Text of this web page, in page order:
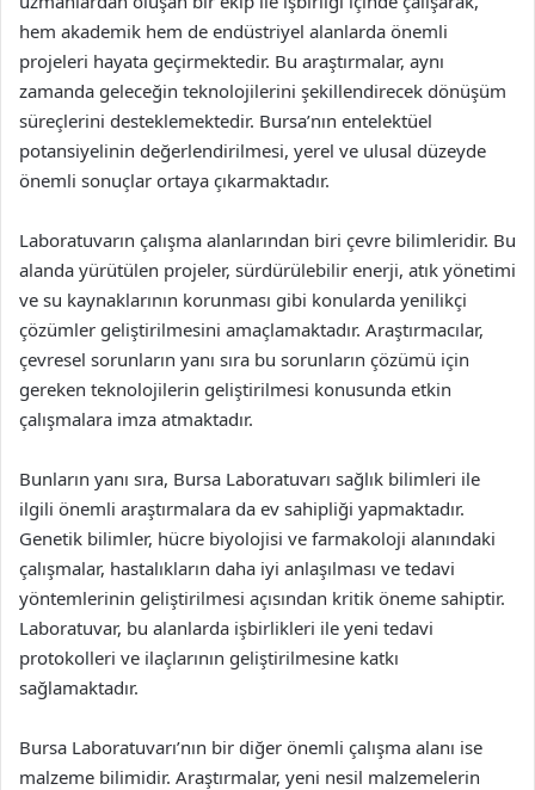
hem akademik hem de endüstriyel alanlarda önemli
projeleri hayata geçirmektedir. Bu araştırmalar, aynı
zamanda geleceğin teknolojilerini şekillendirecek dönüşüm
süreçlerini desteklemektedir. Bursa’nın entelektüel
potansiyelinin değerlendirilmesi, yerel ve ulusal düzeyde
önemli sonuçlar ortaya çıkarmaktadır.
Laboratuvarın çalışma alanlarından biri çevre bilimleridir. Bu
alanda yürütülen projeler, sürdürülebilir enerji, atık yönetimi
ve su kaynaklarının korunması gibi konularda yenilikçi
çözümler geliştirilmesini amaçlamaktadır. Araştırmacılar,
çevresel sorunların yanı sıra bu sorunların çözümü için
gereken teknolojilerin geliştirilmesi konusunda etkin
çalışmalara imza atmaktadır.
Bunların yanı sıra, Bursa Laboratuvarı sağlık bilimleri ile
ilgili önemli araştırmalara da ev sahipliği yapmaktadır.
Genetik bilimler, hücre biyolojisi ve farmakoloji alanındaki
çalışmalar, hastalıkların daha iyi anlaşılması ve tedavi
yöntemlerinin geliştirilmesi açısından kritik öneme sahiptir.
Laboratuvar, bu alanlarda işbirlikleri ile yeni tedavi
protokolleri ve ilaçlarının geliştirilmesine katkı
sağlamaktadır.
Bursa Laboratuvarı’nın bir diğer önemli çalışma alanı ise
malzeme bilimidir. Araştırmalar, yeni nesil malzemelerin